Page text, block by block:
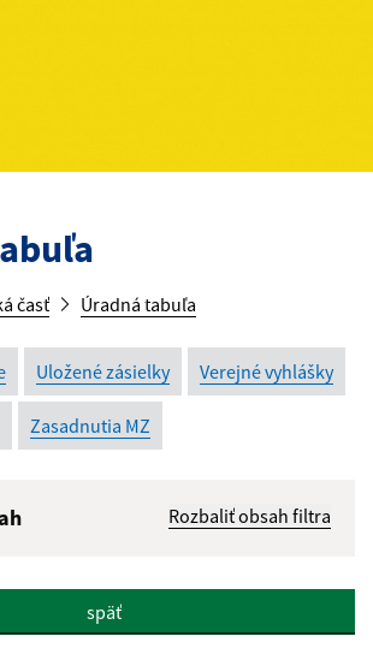
časť Úradná tabuľa
Uložené zásielky Verejné vyhlášky
Zasadnutia MZ
Rozbaliť obsah filtra
späť